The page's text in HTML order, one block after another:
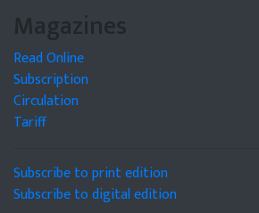
Magazines
Read Online
Subscription
Circulation
Tariff
Subscribe to print edition
Subscribe to digital edition